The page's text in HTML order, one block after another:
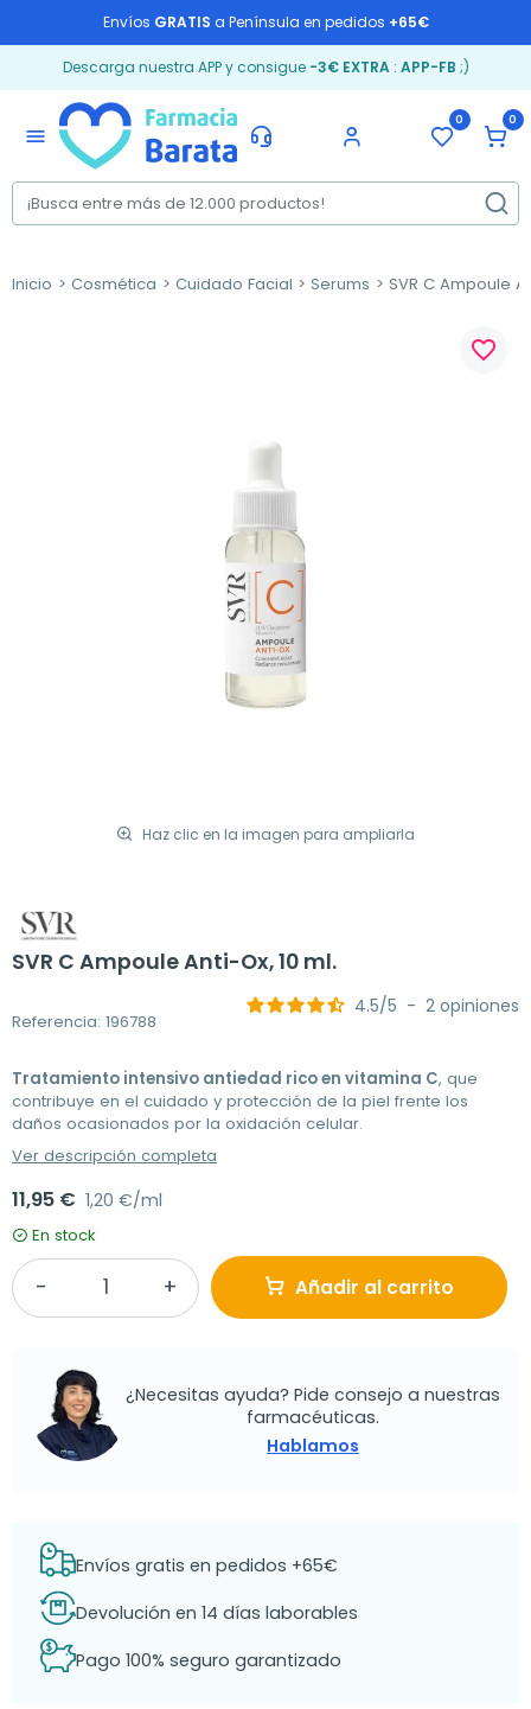
Envíos GRATIS a Península en pedidos +65€
Descarga nuestra APP y consigue -3€ EXTRA: APP-FB ;)
menu
0 0
Inicio Cosmética Cuidado Facial Serums SVR C Ampoule
Haz clic en la imagen para ampliarla
favorite_border
SVR C Ampoule Anti-Ox, 10 ml.
Referencia: 196788
4.5/5 - 2 opiniones
Tratamiento intensivo antiedad rico en vitamina C, que
contribuye en el cuidado y protección de la piel frente los
daños ocasionados por la oxidación celular.
Ver descripción completa
11,95 € 1,20 €/ml
En stock
Añadir al carrito
¿Necesitas ayuda? Pide consejo a nuestras
farmacéuticas.
Hablamos
Envíos gratis en pedidos +65€
Devolución en 14 días laborables
Pago 100% seguro garantizado